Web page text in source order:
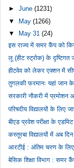
►June(1231)
▼
May(1266)
▼ May 31(24)
इस राज्य में समर कैंप को
लू (हीट स्ट्रोक) के दृष्टिगत
हीटवेव को लेकर एक्शन में
तुगलकी फरमानः यहां जान
सरकारी नौकरी में प्रमोशन
परिषदीय विद्यालयों के लिए
बीएड प्रवेश परीक्षा के
कस्तूरबा विद्यालयों में अब
आरटीई : अंतिम चरण के
बेसिक शिक्षा विभाग : समर